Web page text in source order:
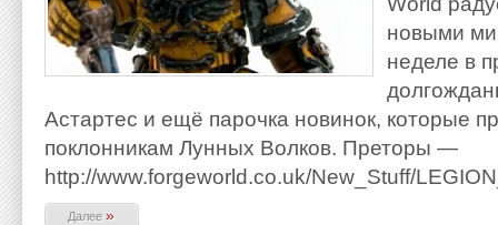
новыми
неделе в
Астартес и ещё парочка новинок, которые
поклонникам Лунных Волков. Преторы —
http://www.forgeworld.co.uk/New_Stuff/
Далее»